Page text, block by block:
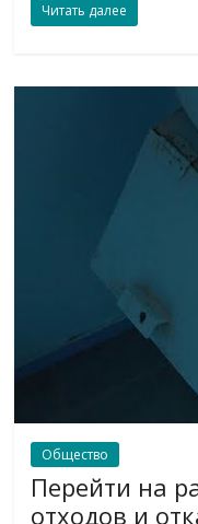
Читать далее
Общество
Перейти на
отходов и